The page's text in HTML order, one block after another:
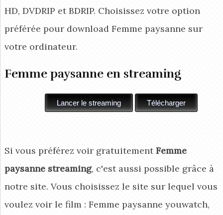
HD, DVDRIP et BDRIP. Choisissez votre option
préférée pour download Femme paysanne sur
votre ordinateur.
Femme paysanne en streaming
Si vous préférez voir gratuitementFemme
paysanne streaming, c'est aussi possible grâce à
notre site. Vous choisissez le site sur lequel vous
voulez voir le film : Femme paysanne youwatch,